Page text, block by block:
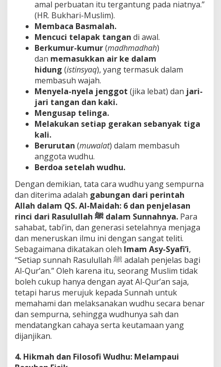
amal perbuatan itu tergantung pada niatnya.”
(HR. Bukhari-Muslim).
Membaca Basmalah.
Mencuci telapak tangan di awal.
Berkumur-kumur(madhmadhah)
dan memasukkan air ke dalam
hidung (istinsyaq), yang termasuk dalam
membasuh wajah.
Menyela-nyela jenggot (jika lebat) dan jari-
jari tangan dan kaki.
Mengusap telinga.
Melakukan setiap gerakan sebanyak tiga
kali.
Berurutan (muwalat) dalam membasuh
anggota wudhu.
Berdoa setelah wudhu.
Dengan demikian, tata cara wudhu yang sempurna
dan diterima adalah gabungan dari perintah
Allah dalam QS. Al-Maidah: 6 dan penjelasan
rinci dari Rasulullah
ﷺ dalam Sunnahnya. Para
sahabat, tabi’in, dan generasi setelahnya menjaga
dan meneruskan ilmu ini dengan sangat teliti.
Sebagaimana dikatakan oleh Imam Asy-Syafi’i,
“Setiap sunnah Rasulullah ﷺ adalah penjelas bagi
Al-Qur’an.” Oleh karena itu, seorang Muslim tidak
boleh cukup hanya dengan ayat Al-Qur’an saja,
tetapi harus merujuk kepada Sunnah untuk
memahami dan melaksanakan wudhu secara benar
dan sempurna, sehingga wudhunya sah dan
mendatangkan cahaya serta keutamaan yang
dijanjikan.
4. Hikmah dan Filosofi Wudhu: Melampaui